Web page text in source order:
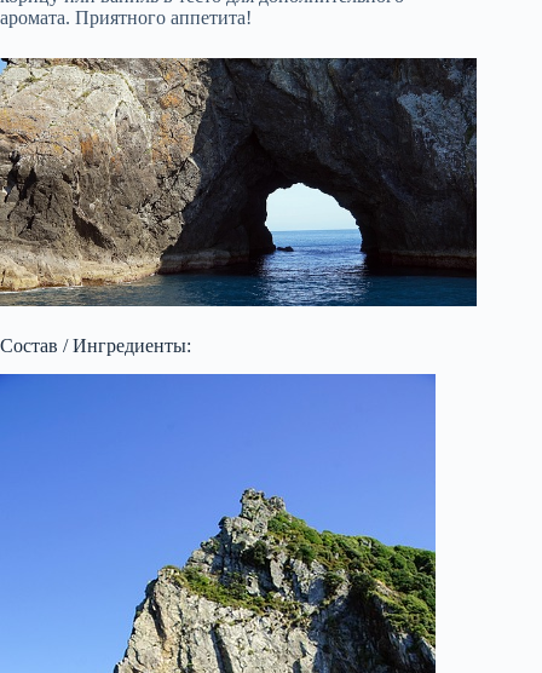
аромата. Приятного аппетита!
Состав / Ингредиенты: